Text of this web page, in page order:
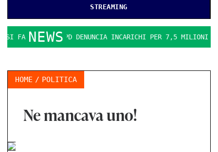
STREAMING
NEWS
FA DURO. IL PD DENUNCIA INCARICHI PER 7,5 MILIONI
HOME POLITICA
Ne mancava uno!